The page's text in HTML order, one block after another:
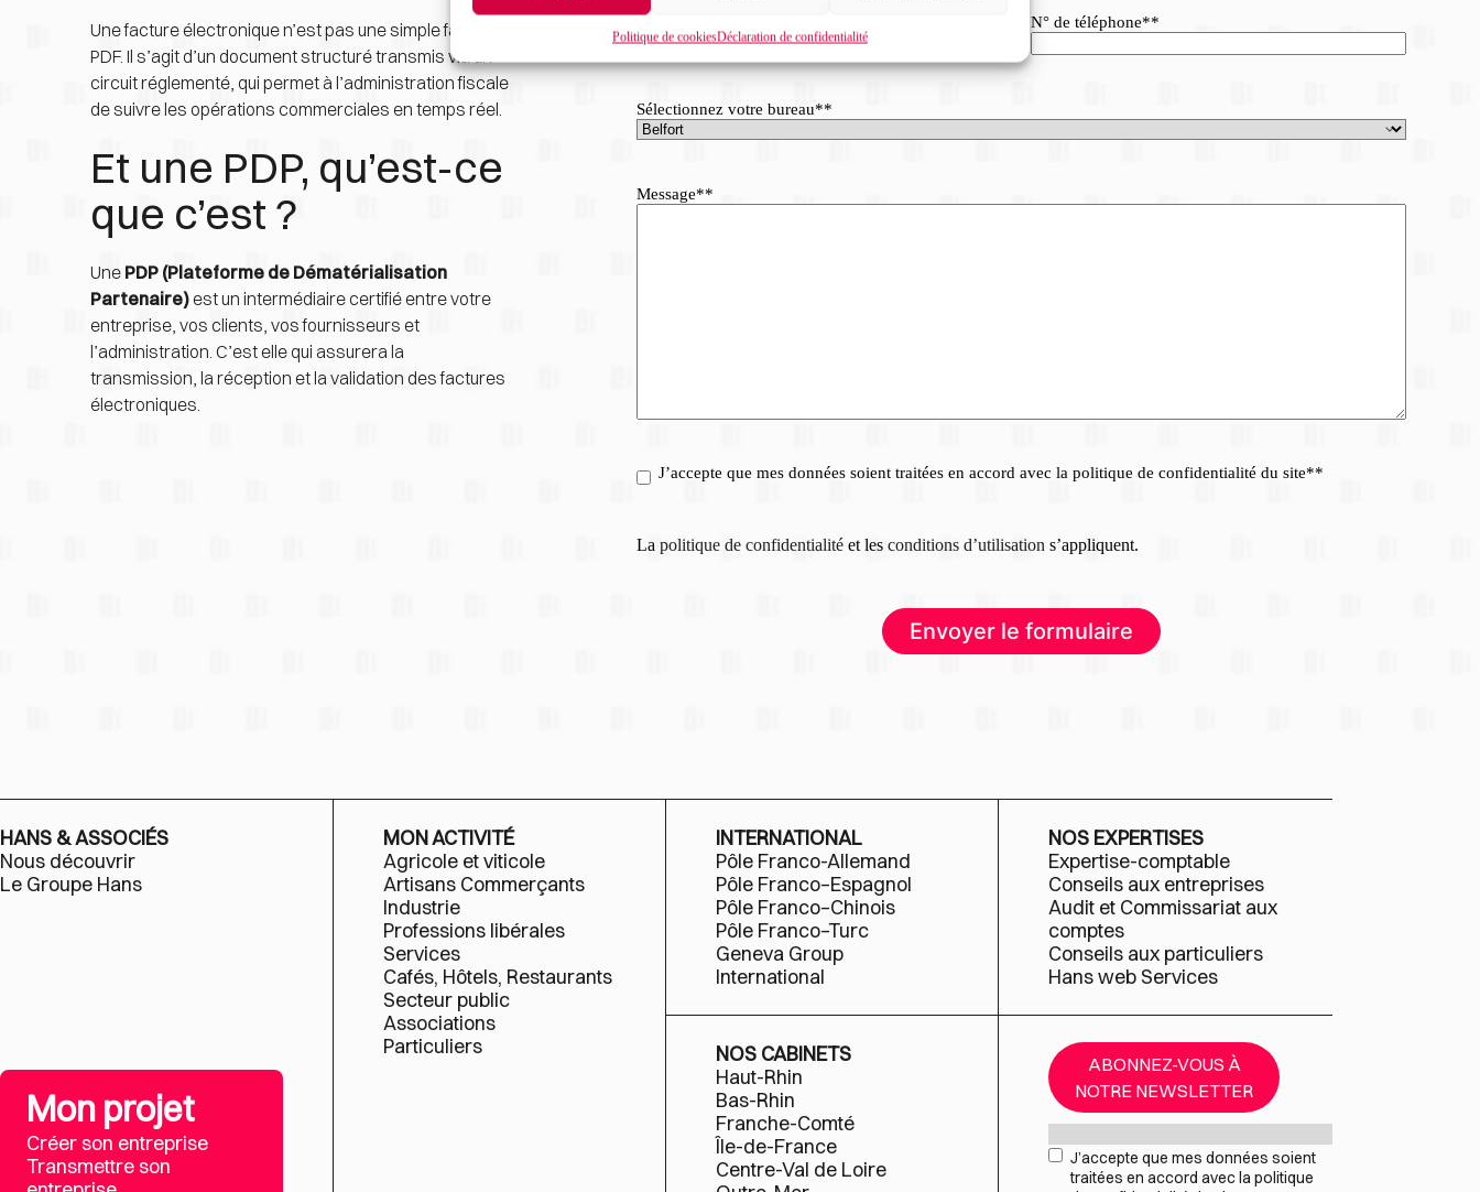
Politique de cookiesDéclaration de confidentialité
Une facture électronique n’est pas une simple facture
PDF. Il s’agit d’un document structuré transmis via un
circuit réglementé, qui permet à l’administration fiscale
de suivre les opérations commerciales en temps réel.
Et une PDP, qu’est-ce
que c’est ?
Une PDP (Plateforme de Dématérialisation
Partenaire) est un intermédiaire certifié entre votre
entreprise, vos clients, vos fournisseurs et
l’administration. C’est elle qui assurera la
transmission, la réception et la validation des factures
électroniques.
N° de téléphone**
Sélectionnez votre bureau**
Message**
RGPD*
J’accepte que mes données soient traitées en accord avec la politique de confidentialité du site**
Lapolitique de confidentialité et lesconditions d’utilisations’appliquent.
HANS & ASSOCIÉS
Nous découvrir
Le Groupe Hans
Mon projet
Créer son entreprise
Transmettre son
MON ACTIVITÉ
Agricole et viticole
Artisans Commerçants
Industrie
Professions libérales
Services
Cafés, Hôtels, Restaurants
Secteur public
Associations
Particuliers
INTERNATIONAL
Pôle Franco-Allemand
Pôle Franco–Espagnol
Pôle Franco–Chinois
Pôle Franco–Turc
Geneva Group
International
NOS EXPERTISES
Expertise-comptable
Conseils aux entreprises
Audit et Commissariat aux
comptes
Conseils aux particuliers
Hans web Services
NOS CABINETS
Haut-Rhin
Bas-Rhin
Franche-Comté
Île-de-France
Centre-Val de Loire
ABONNEZ-VOUS À
NOTRE NEWSLETTER
Mail*
RGPD*
J’accepte que mes données soient
traitées en accord avec la politique